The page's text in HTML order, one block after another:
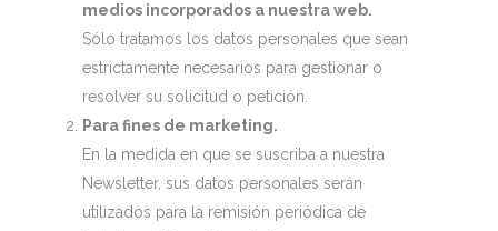
medios incorporados a nuestra web.
Sólo tratamos los datos personales que sean
estrictamente necesarios para gestionar o
resolver su solicitud o petición.
Para fines de marketing.
En la medida en que se suscriba a nuestra
Newsletter, sus datos personales serán
utilizados para la remisión periódica de